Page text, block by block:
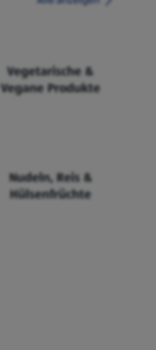
Vegetarische &
Vegane Produkte
Nudeln, Reis &
Hülsenfrüchte